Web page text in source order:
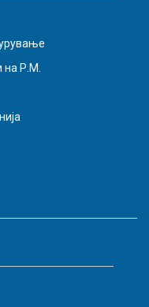
на Р.М.